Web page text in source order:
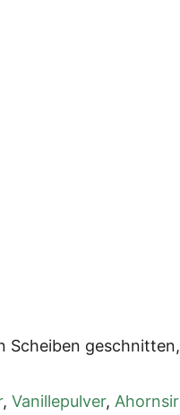
Schei­ben
, Vanil­le­pul­ver,